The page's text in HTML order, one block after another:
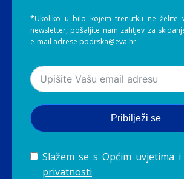
*Ukoliko u bilo kojem trenutku ne želite
newsletter, pošaljite nam zahtjev za
e-mail adrese podrska@eva.hr
Pribilježi se
Slažem se s Općim uvjetima i
privatnosti